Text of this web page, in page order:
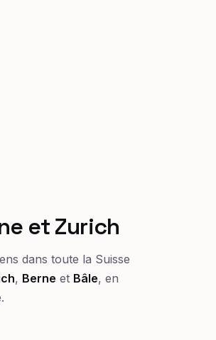
et Zurich
dans toute la Suisse
, Berne et Bâle, en